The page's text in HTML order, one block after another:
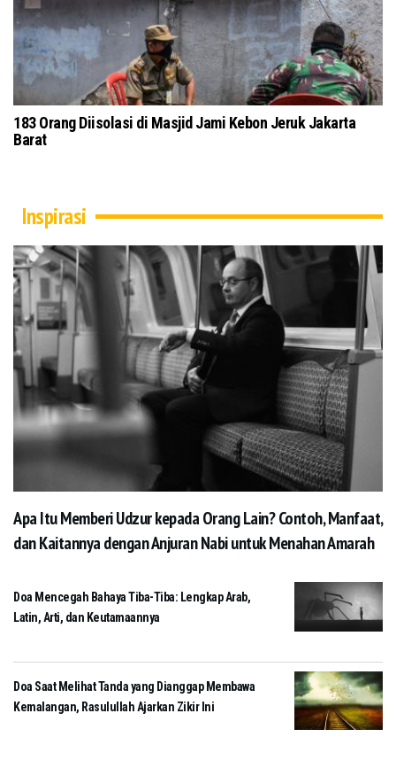
Jawa Timur Gelar Istigasah
183 Orang Diisolasi di
Inspirasi
Apa Itu Memberi Udzur kepada Orang Lain? Contoh, Manfaat,
dan Kaitannya dengan Anjuran Nabi untuk Menahan Amarah
Doa Mencegah Bahaya Tiba-Tiba: Lengkap Arab,
Latin, Arti, dan Keutamaannya
Doa Saat Melihat Tanda yang Dianggap Membawa
Kemalangan, Rasulullah Ajarkan Zikir Ini